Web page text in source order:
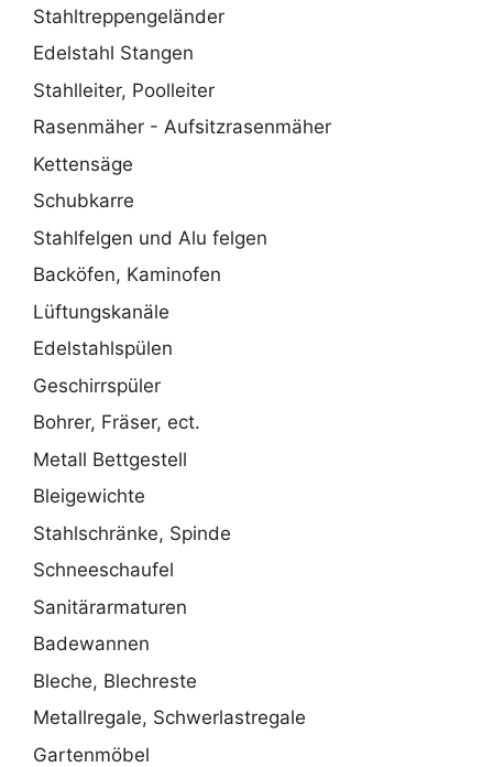
Stahltreppengeländer
Edelstahl Stangen
Stahlleiter, Poolleiter
Rasenmäher - Aufsitzrasenmäher
Kettensäge
Schubkarre
Stahlfelgen und Alu felgen
Backöfen, Kaminofen
Lüftungskanäle
Edelstahlspülen
Geschirrspüler
Bohrer, Fräser, ect.
Metall Bettgestell
Bleigewichte
Stahlschränke, Spinde
Schneeschaufel
Sanitärarmaturen
Badewannen
Bleche, Blechreste
Metallregale, Schwerlastregale
Gartenmöbel